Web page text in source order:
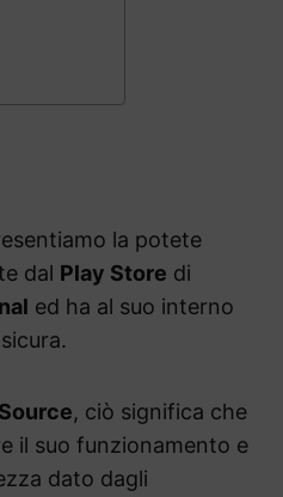
la potete
dal Play Store di
ed ha al suo interno
, ciò significa che
il suo funzionamento e
dato dagli